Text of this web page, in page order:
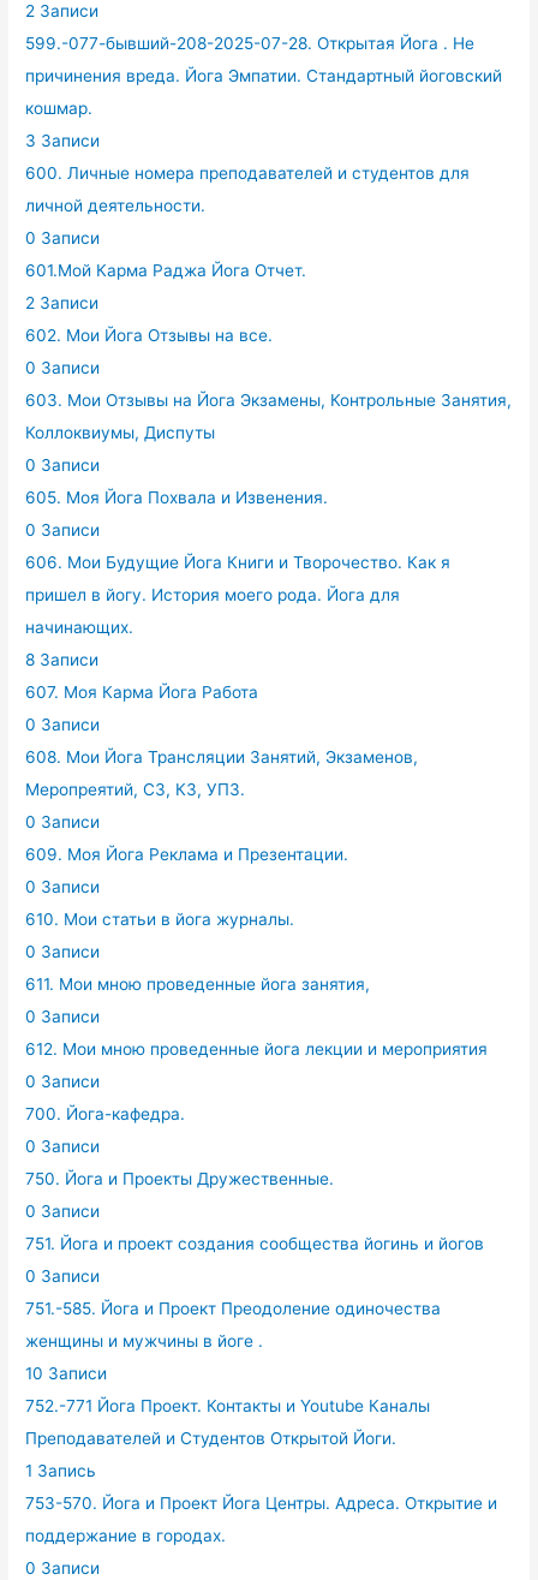
2 Записи
599.-077-бывший-208-2025-07-28. Открытая Йога . Не
причинения вреда. Йога Эмпатии. Стандартный йоговский
кошмар.
3 Записи
600. Личные номера преподавателей и студентов для
личной деятельности.
0 Записи
601.Мой Карма Раджа Йога Отчет.
2 Записи
602. Мои Йога Отзывы на все.
0 Записи
603. Мои Отзывы на Йога Экзамены, Контрольные Занятия,
Коллоквиумы, Диспуты
0 Записи
605. Моя Йога Похвала и Извенения.
0 Записи
606. Мои Будущие Йога Книги и Творочество. Как я
пришел в йогу. История моего рода. Йога для
начинающих.
8 Записи
607. Моя Карма Йога Работа
0 Записи
608. Мои Йога Трансляции Занятий, Экзаменов,
Меропреятий, СЗ, КЗ, УПЗ.
0 Записи
609. Моя Йога Реклама и Презентации.
0 Записи
610. Мои статьи в йога журналы.
0 Записи
611. Мои мною проведенные йога занятия,
0 Записи
612. Мои мною проведенные йога лекции и мероприятия
0 Записи
700. Йога-кафедра.
0 Записи
750. Йога и Проекты Дружественные.
0 Записи
751. Йога и проект создания сообщества йогинь и йогов
0 Записи
751.-585. Йога и Проект Преодоление одиночества
женщины и мужчины в йоге .
10 Записи
752.-771 Йога Проект. Контакты и Youtube Каналы
Преподавателей и Студентов Открытой Йоги.
1 Запись
753-570. Йога и Проект Йога Центры. Адреса. Открытие и
поддержание в городах.
0 Записи